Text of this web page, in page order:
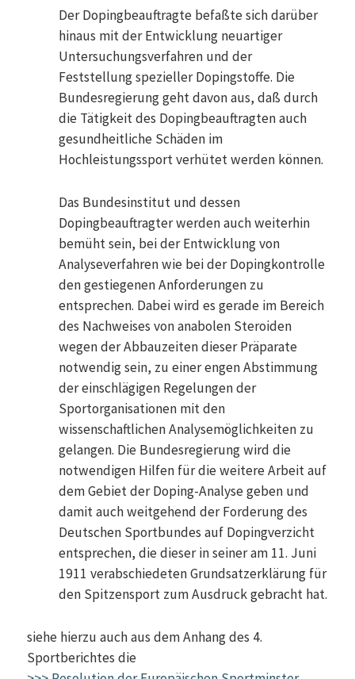
Der Dopingbeauftragte befaßte sich darüber
hinaus mit der Entwicklung neuartiger
Untersuchungsverfahren und der
Feststellung spezieller Dopingstoffe. Die
Bundesregierung geht davon aus, daß durch
die Tätigkeit des Dopingbeauftragten auch
gesundheitliche Schäden im
Hochleistungssport verhütet werden können.
Das Bundesinstitut und dessen
Dopingbeauftragter werden auch weiterhin
bemüht sein, bei der Entwicklung von
Analyseverfahren wie bei der Dopingkontrolle
den gestiegenen Anforderungen zu
entsprechen. Dabei wird es gerade im Bereich
des Nachweises von anabolen Steroiden
wegen der Abbauzeiten dieser Präparate
notwendig sein, zu einer engen Abstimmung
der einschlägigen Regelungen der
Sportorganisationen mit den
wissenschaftlichen Analysemöglichkeiten zu
gelangen. Die Bundesregierung wird die
notwendigen Hilfen für die weitere Arbeit auf
dem Gebiet der Doping-Analyse geben und
damit auch weitgehend der Forderung des
Deutschen Sportbundes auf Dopingverzicht
entsprechen, die dieser in seiner am 11. Juni
1911 verabschiedeten Grundsatzerklärung für
den Spitzensport zum Ausdruck gebracht hat.
siehe hierzu auch aus dem Anhang des 4.
Sportberichtes die